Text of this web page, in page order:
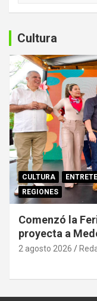
a
Cultura
CULTURA
REGIONES
Comenzó la
proyecta a
2 agosto 2026